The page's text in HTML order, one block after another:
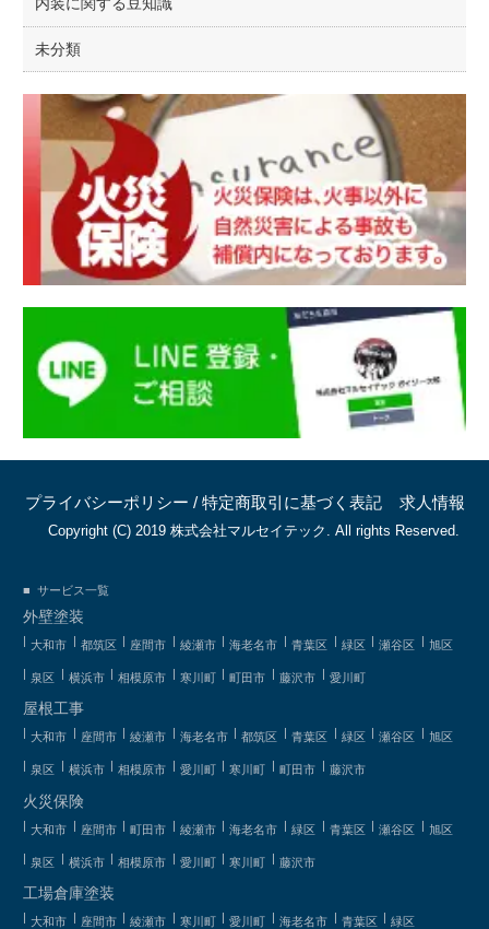
内装に関する豆知識
未分類
プライバシーポリシー / 特定商取引に基づく表記 求人情報
Copyright (C) 2019 株式会社マルセイテック. All rights Reserved.
サービス一覧
外壁塗装
大和市 都筑区 座間市 綾瀬市 海老名市 青葉区 緑区 瀬谷区 旭区
泉区 横浜市 相模原市 寒川町 町田市 藤沢市 愛川町
屋根工事
大和市 座間市 綾瀬市 海老名市 都筑区 青葉区 緑区 瀬谷区 旭区
泉区 横浜市 相模原市 愛川町 寒川町 町田市 藤沢市
火災保険
大和市 座間市 町田市 綾瀬市 海老名市 緑区 青葉区 瀬谷区 旭区
泉区 横浜市 相模原市 愛川町 寒川町 藤沢市
工場倉庫塗装
大和市 座間市 綾瀬市 寒川町 愛川町 海老名市 青葉区 緑区